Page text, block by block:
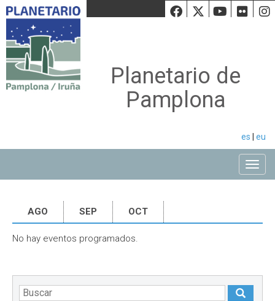
Facebook
Twiiter
Planetario de
Pamplona
es eu
AGO SEP OCT
No hay eventos programados.